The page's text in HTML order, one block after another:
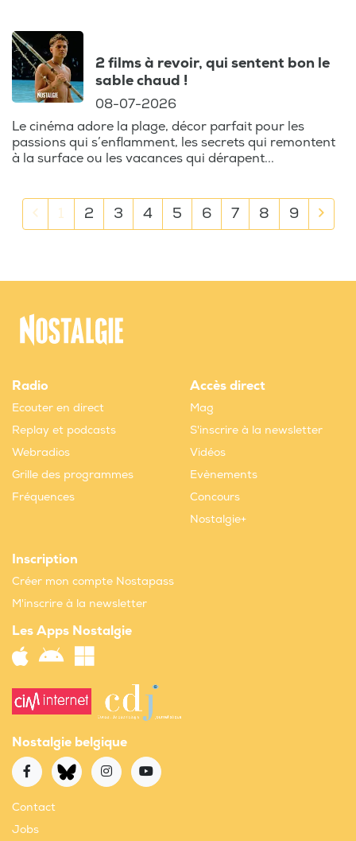
2 films à revoir, qui sentent bon le
sable chaud !
08-07-2026
Le cinéma adore la plage, décor parfait pour les
passions qui s’enflamment, les secrets qui remontent
à la surface ou les vacances qui dérapent...
1 2 3 4 5 6 7 8 9
Radio
Ecouter en direct
Replay et podcasts
Webradios
Grille des programmes
Fréquences
Accès direct
Mag
S'inscrire à la newsletter
Vidéos
Evènements
Concours
Nostalgie+
Inscription
Créer mon compte Nostapass
M'inscrire à la newsletter
Les Apps Nostalgie
Nostalgie belgique
Contact
Jobs